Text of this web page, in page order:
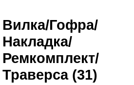
Вилка/Гофра/
Накладка/
Ремкомплект/
Траверса (31)